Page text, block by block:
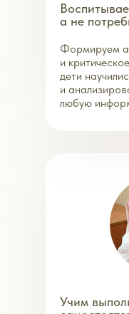
Формируем
и
дети
и
любую
а не
Учим